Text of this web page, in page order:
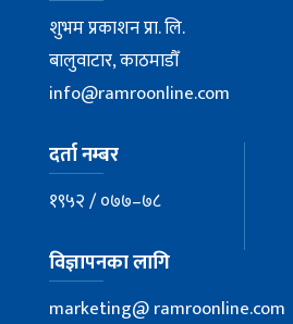
शुभम प्रकाशन प्रा. लि.
बालुवाटार, काठमाडौँ
info@ramroonline.com
दर्ता नम्बर
१९५२ / ०७७–७८
विज्ञापनका लागि
marketing@ ramroonline.com